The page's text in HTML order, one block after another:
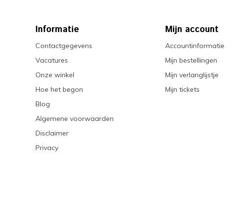
Informatie
Contactgegevens
Vacatures
Onze winkel
Hoe het begon
Blog
Algemene voorwaarden
Disclaimer
Privacy
Mijn account
Accountinformatie
Mijn bestellingen
Mijn verlanglijstje
Mijn tickets